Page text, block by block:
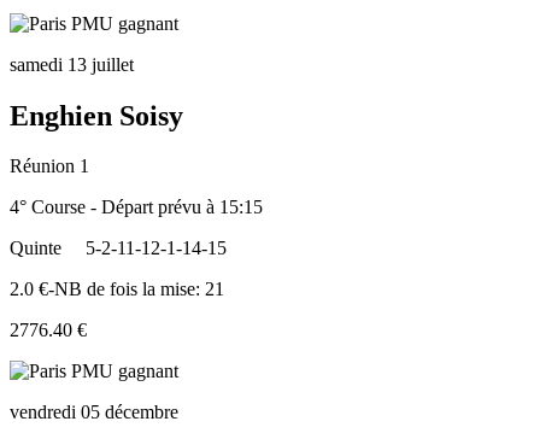
samedi 13 juillet
Enghien Soisy
Réunion 1
4° Course - Départ prévu à 15:15
Quinte
5-2-11-12-1-14-15
2.0 €-NB de fois la mise: 21
2776.40 €
vendredi 05 décembre